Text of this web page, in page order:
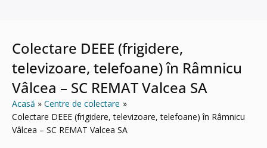
Colectare DEEE (frigidere,
televizoare, telefoane) în Râmnicu
Vâlcea – SC REMAT Valcea SA
Acasă
Centre de colectare
Colectare DEEE (frigidere, televizoare, telefoane) în Râmnicu
Vâlcea – SC REMAT Valcea SA